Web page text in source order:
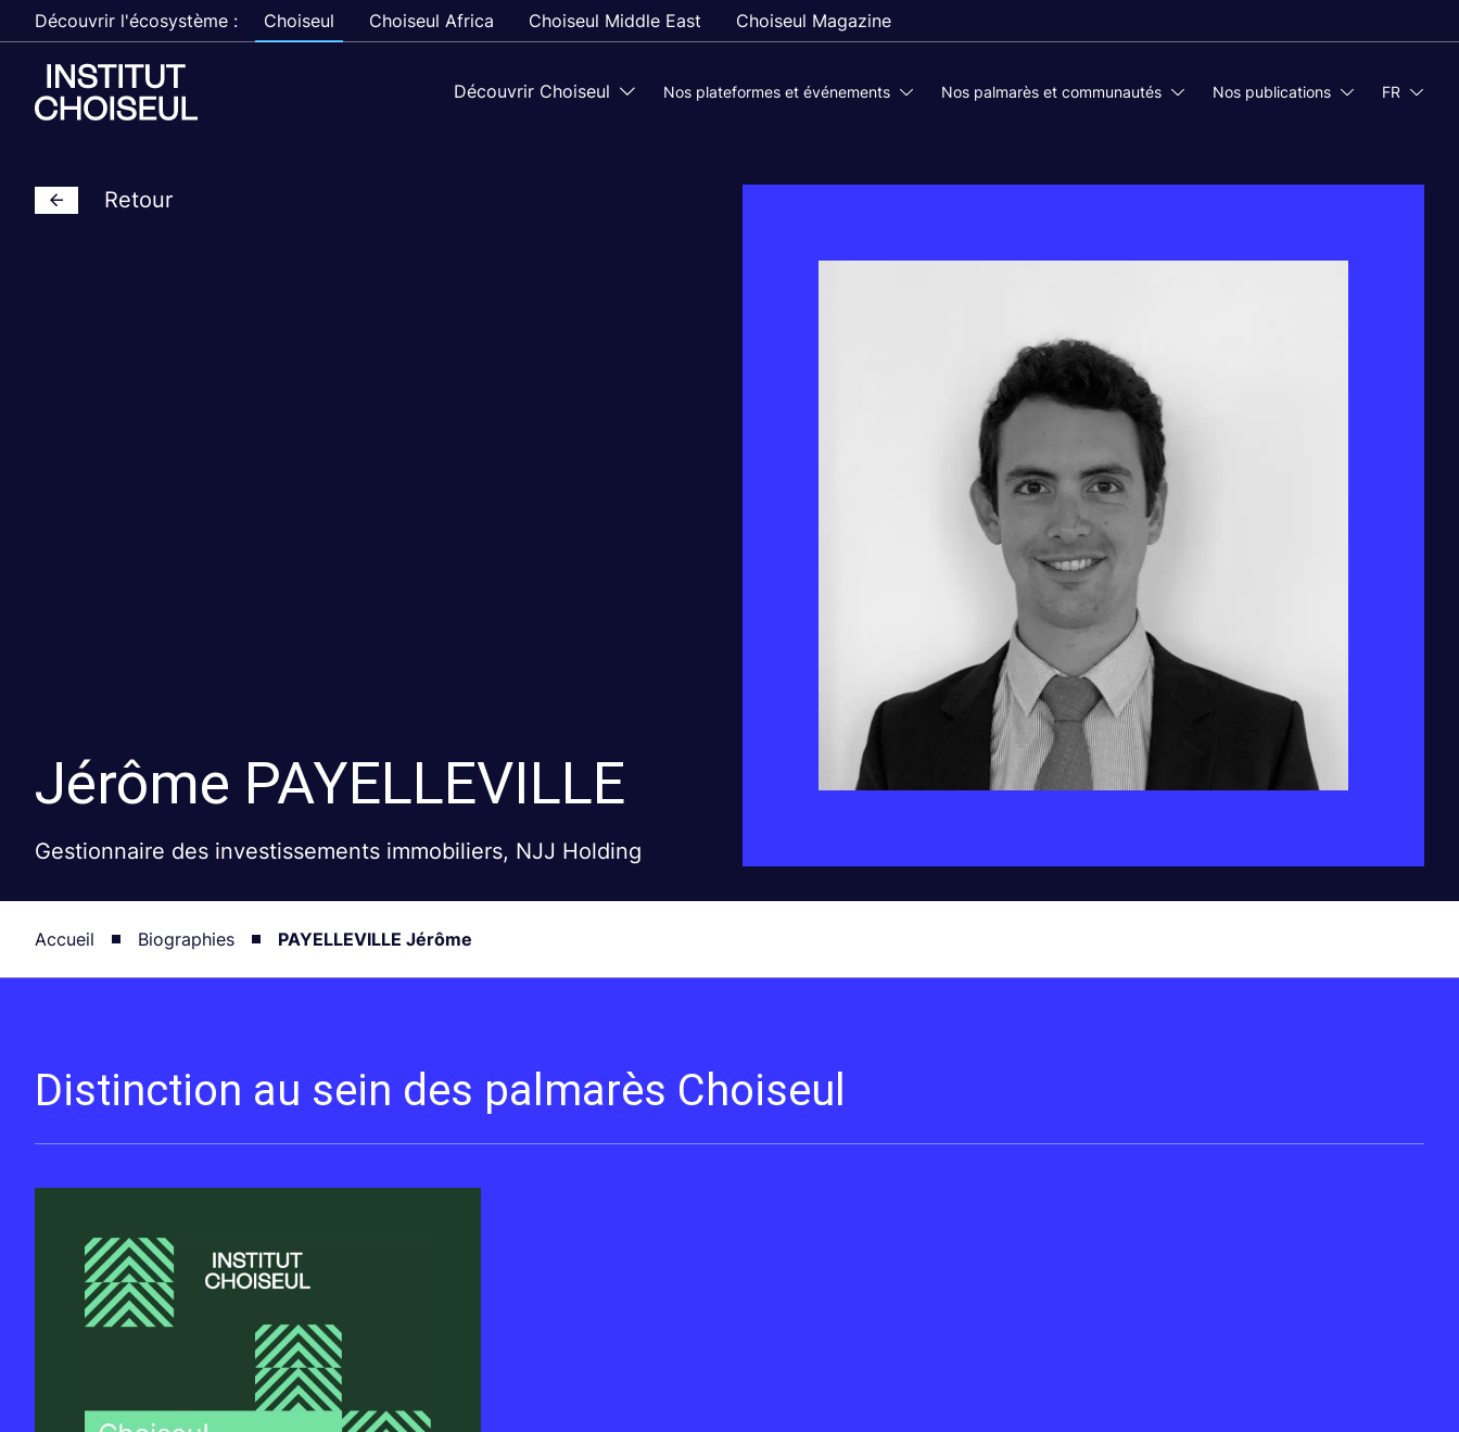
Découvrir l'écosystème : Choiseul Choiseul Africa Choiseul Middle East Choiseul Magazine
Découvrir Choiseul Nos plateformes et événements Nos palmarès et communautés Nos publications FR
Retour
Jérôme PAYELLEVILLE
Gestionnaire des investissements immobiliers, NJJ Holding
Accueil Biographies PAYELLEVILLE Jérôme
Distinction au sein des palmarès Choiseul